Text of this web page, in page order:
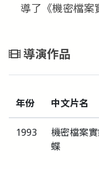
導了《機密檔案
導演作品
年份 中文片名
1993
機密檔案
蝶